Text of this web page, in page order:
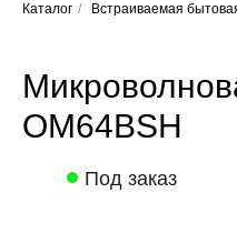
Каталог / Встраиваемая
OM64BSH
Под заказ